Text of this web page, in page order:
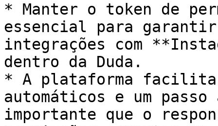
* Manter o token de
essencial para garantir
integrações com
dentro da Duda.
* A plataforma facilita
automáticos e um
importante que o